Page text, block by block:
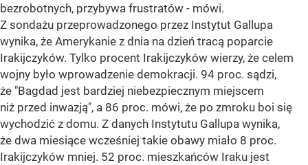
bezrobotnych, przybywa frustratów - mówi.
Z sondażu przeprowadzonego przez Instytut Gallupa
wynika, że Amerykanie z dnia na dzień tracą poparcie
Irakijczyków. Tylko procent Irakijczyków wierzy, że celem
wojny było wprowadzenie demokracji. 94 proc. sądzi,
że "Bagdad jest bardziej niebezpiecznym miejscem
niż przed inwazją", a 86 proc. mówi, że po zmroku boi się
wychodzić z domu. Z danych Instytutu Gallupa wynika,
że dwa miesiące wcześniej takie obawy miało 8 proc.
Irakijczyków mniej. 52 proc. mieszkańców Iraku jest